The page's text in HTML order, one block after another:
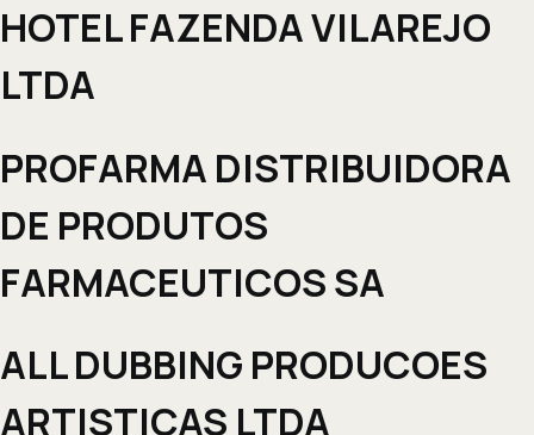
HOTEL FAZENDA VILAREJO
LTDA
PROFARMA DISTRIBUIDORA
DE PRODUTOS
FARMACEUTICOS SA
ALL DUBBING PRODUCOES
ARTISTICAS LTDA